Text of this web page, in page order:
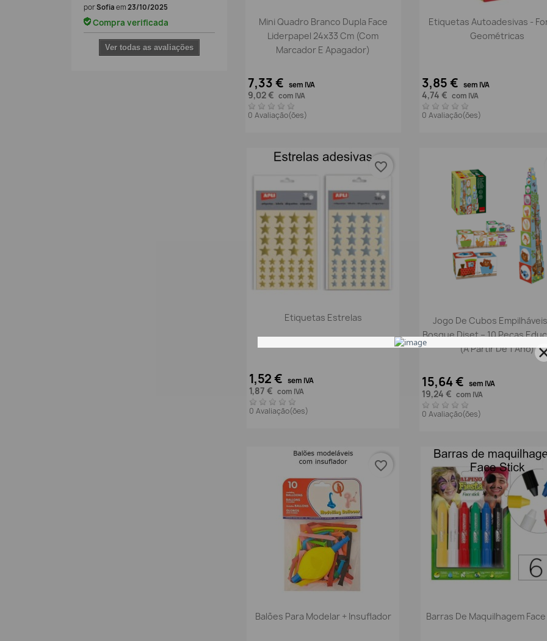
porSofia em 23/10/2025
Compra verificada
Ver todas as avaliações
Vista rápida
Mini Quadro Branco Dupla Face
Liderpapel 24x33 Cm (Com
Marcador E Apagador)
7,33 € sem IVA
9,02 € com IVA
0 Avaliação(ões)
 Vista rápida
Etiquetas Autoadesivas -
Geométricas
3,85 € sem IVA
4,74 € com IVA
0 Avaliação(ões)
Vista rápida
Etiquetas Estrelas
1,52 € sem IVA
1,87 € com IVA
0 Avaliação(ões)
favorite_border
Vista rápida
Jogo De Cubos
Bosque Diset – 10 Peças
(A Partir De 1 Ano)
15,64 € sem IVA
19,24 € com IVA
0 Avaliação(ões)
Vista rápida
Balões Para Modelar + Insuflador
favorite_border
Vista rápida
Barras De Maquilhagem